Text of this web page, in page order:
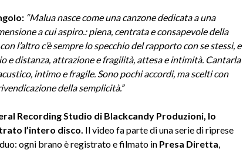
“Malua nasce come una canzone dedicata a una
a cui aspiro.: piena, centrata e consapevole della
l’altro c’è sempre lo specchio del rapporto con se stessi, e
e distanza, attrazione e fragilità, attesa e intimità. Cantarla
intimo e fragile. Sono pochi accordi, ma scelti con
della semplicità.”
Recording Studio di Blackcandy Produzioni, lo
l’intero disco. Il video fa parte di una serie di riprese
ogni brano è registrato e filmato in Presa Diretta,